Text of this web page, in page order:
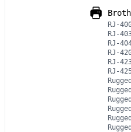
RJ-
RJ-
RJ-
RJ-
RJ-
RJ-